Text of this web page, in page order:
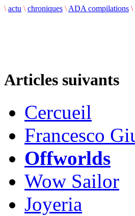
\ actu \ chroniques \ ADA compilations \
Articles suivants
Cercueil
Francesco
Offworlds
Wow Sailor
Joyeria